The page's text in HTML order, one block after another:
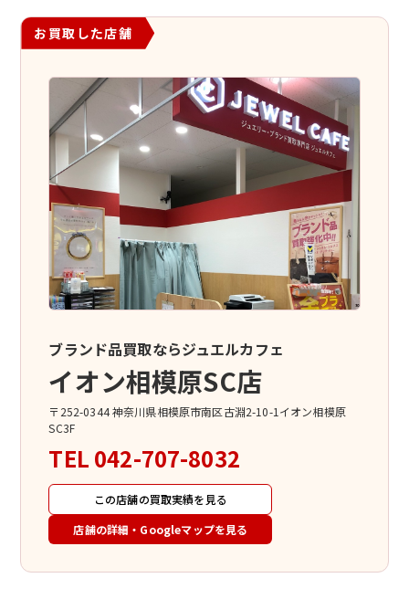
お買取した店舗
ブランド品買取ならジュエルカフェ
イオン相模原SC店
〒252-0344 神奈川県相模原市南区古淵2-10-1イオン相模原
SC3F
TEL 042-707-8032
この店舗の買取実績を見る
店舗の詳細・Googleマップを見る